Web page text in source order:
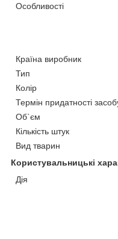
Особливості
Країна виробник
Тип
Колір
Термін придатності
Об`єм
Кількість штук
Вид тварин
Користувальницькі
Дія